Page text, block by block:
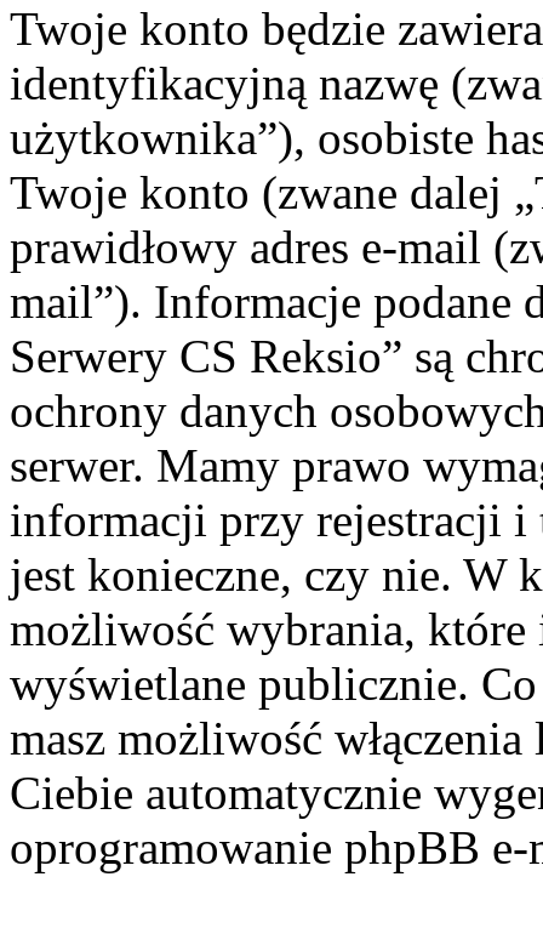
Twoje konto będzie
identyfikacyjną nazwę
użytkownika”), osobiste
Twoje konto (zwane dalej
prawidłowy adres e-mail
mail”). Informacje podane
Serwery CS Reksio” są
ochrony danych
serwer. Mamy prawo
informacji przy rejestracji i
jest konieczne, czy nie. W
możliwość wybrania,
wyświetlane publicznie.
masz możliwość
Ciebie automatycznie
oprogramowanie phpBB